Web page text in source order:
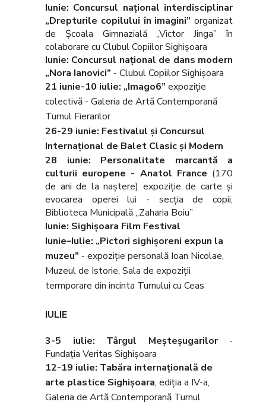
Iunie: Concursul naţional interdisciplinar
„Drepturile copilului în imagini” organizat
de Şcoala Gimnazială „Victor Jinga” în
colaborare cu Clubul Copiilor Sighişoara
Iunie: Concursul naţional de dans modern
„Nora Ianovici” - Clubul Copiilor Sighişoara
21 iunie-10 iulie: „Imago6” expoziţie
colectivă - Galeria de Artă Contemporană
Turnul Fierarilor
26-29 iunie: Festivalul și Concursul
Internațional de Balet Clasic și Modern
28 iunie: Personalitate marcantă a
culturii europene - Anatol France (170
de ani de la naștere) expoziție de carte și
evocarea operei lui - secția de copii,
Biblioteca Municipală „Zaharia Boiu”
Iunie: Sighișoara Film Festival
Iunie–Iulie: „Pictori sighişoreni expun la
muzeu” - expoziţie personală Ioan Nicolae,
Muzeul de Istorie, Sala de expoziţii
termporare din incinta Turnului cu Ceas
IULIE
3-5 iulie: Târgul Meşteşugarilor-
Fundaţia Veritas Sighişoara
12-19 iulie: Tabăra internaţională de
arte plastice Sighişoara, ediţia a IV-a,
Galeria de Artă Contemporană Turnul